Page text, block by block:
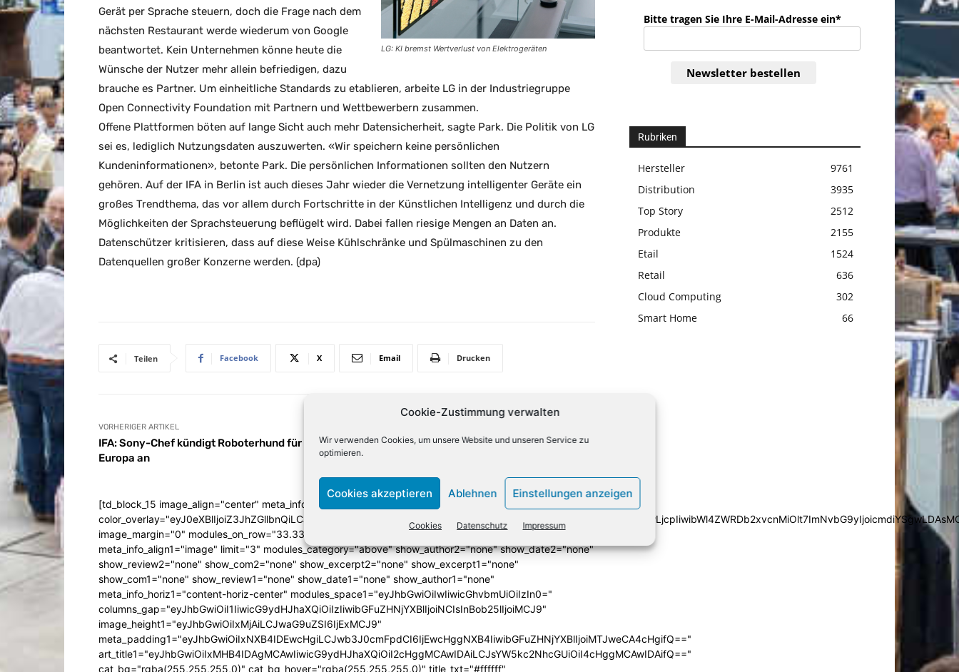
Cookie-Zustimmung verwalten
Wir verwenden Cookies, um unsere Website und unseren Service zu
optimieren.
Cookies akzeptieren Ablehnen Einstellungen anzeigen
Cookies Datenschutz Impressum
LG: KI bremst Wertverlust von Elektrogeräten
Gerät per Sprache steuern, doch die Frage nach dem
nächsten Restaurant werde wiederum von Google
beantwortet. Kein Unternehmen könne heute die
Wünsche der Nutzer mehr allein befriedigen, dazu
brauche es Partner. Um einheitliche Standards zu etablieren, arbeite LG in der Industriegruppe
Open Connectivity Foundation mit Partnern und Wettbewerbern zusammen.
Offene Plattformen böten auf lange Sicht auch mehr Datensicherheit, sagte Park. Die Politik von LG
sei es, lediglich Nutzungsdaten auszuwerten. «Wir speichern keine persönlichen
Kundeninformationen», betonte Park. Die persönlichen Informationen sollten den Nutzern
gehören. Auf der IFA in Berlin ist auch dieses Jahr wieder die Vernetzung intelligenter Geräte ein
großes Trendthema, das vor allem durch Fortschritte in der Künstlichen Intelligenz und durch die
Möglichkeiten der Sprachsteuerung beflügelt wird. Dabei fallen riesige Mengen an Daten an.
Datenschützer kritisieren, dass auf diese Weise Kühlschränke und Spülmaschinen zu den
Datenquellen großer Konzerne werden. (dpa)
Teilen Facebook X Email Drucken
VORHERIGER ARTIKEL
IFA: Sony-Chef kündigt Roboterhund für
Europa an
Pierre wird Consumer-Chef bei PNY
[td_block_15 image_align="center" meta_info_align="bottom"
image_margin="0" modules_on_row="33.33333333%" columns="33.33333333%"
meta_info_align1="image" limit="3" modules_category="above" show_author2="none" show_date2="none"
show_review2="none" show_com2="none" show_excerpt2="none" show_excerpt1="none"
show_com1="none" show_review1="none" show_date1="none" show_author1="none"
meta_info_horiz1="content-horiz-center" modules_space1="eyJhbGwiOiIwIiwicGhvbmUiOiIzIn0="
columns_gap="eyJhbGwiOiI1IiwicG9ydHJhaXQiOiIzIiwibGFuZHNjYXBlIjoiNCIsInBob25lIjoiMCJ9"
image_height1="eyJhbGwiOiIxMjAiLCJwaG9uZSI6IjExMCJ9"
meta_padding1="eyJhbGwiOiIxNXB4IDEwcHgiLCJwb3J0cmFpdCI6IjEwcHggNXB4IiwibGFuZHNjYXBlIjoiMTJweCA4cHgifQ=="
art_title1="eyJhbGwiOiIxMHB4IDAgMCAwIiwicG9ydHJhaXQiOiI2cHggMCAwIDAiLCJsYW5kc2NhcGUiOiI4cHggMCAwIDAifQ=="
cat_bg="rgba(255,255,255,0)" cat_bg_hover="rgba(255,255,255,0)" title_txt="#ffffff"
Bitte tragen Sie Ihre E-Mail-Adresse ein*
Newsletter bestellen
Rubriken
Hersteller
9761
Distribution
3935
Top Story
2512
Produkte
2155
Etail
1524
Retail
636
Cloud Computing
302
Smart Home
66